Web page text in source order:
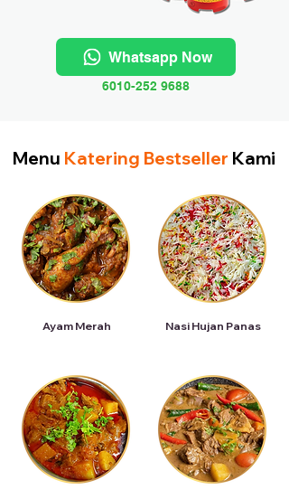
Whatsapp Now
6010-252 9688
Menu Katering Bestseller Kami
Ayam Merah Nasi Hujan Panas